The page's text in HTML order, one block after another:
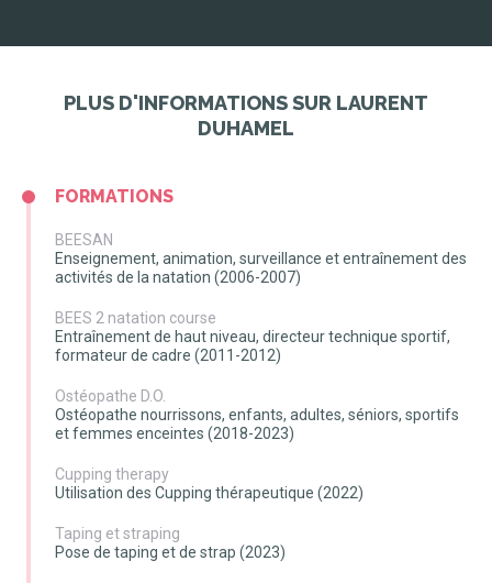
PLUS D'INFORMATIONS SUR LAURENT
DUHAMEL
FORMATIONS
BEESAN
Enseignement, animation, surveillance et entraînement des
activités de la natation (2006-2007)
BEES 2 natation course
Entraînement de haut niveau, directeur technique sportif,
formateur de cadre (2011-2012)
Ostéopathe D.O.
Ostéopathe nourrissons, enfants, adultes, séniors, sportifs
et femmes enceintes (2018-2023)
Cupping therapy
Utilisation des Cupping thérapeutique (2022)
Taping et straping
Pose de taping et de strap (2023)